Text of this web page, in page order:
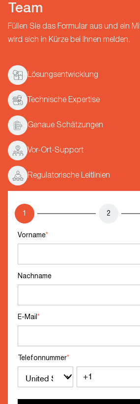
Team
Füllen Sie das Formular aus und ein
wird sich in Kürze bei Ihnen melden.
Lösungsentwicklung
Technische Expertise
Genaue Schätzungen
Vor-Ort-Support
Regulatorische Leitlinien
1 2
Vorname*
Nachname
E-Mail *
Telefonnummer*